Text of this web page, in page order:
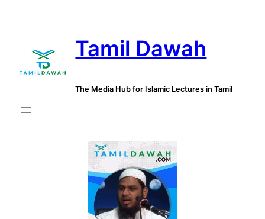
Tamil Dawah
The Media Hub for Islamic Lectures in Tamil